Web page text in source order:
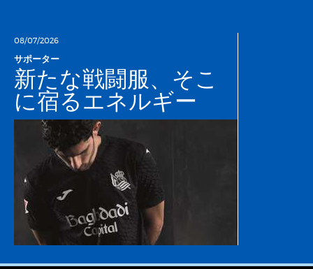
08/07/2026
サポーター
新たな戦闘服、そこ
に宿るエネルギー